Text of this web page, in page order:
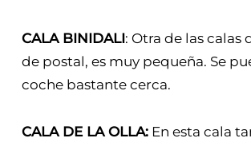
CALA BINIDALI: Otra de las calas
de postal, es muy pequeña. Se
coche bastante cerca.
CALA DE LA OLLA:En esta cala